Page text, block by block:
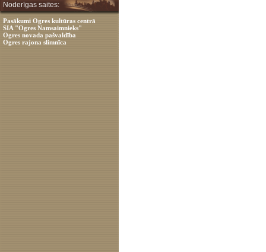
Noderīgas saites:
Pasākumi Ogres kultūras centrā
SIA "Ogres Namsaimnieks"
Ogres novada pašvaldība
Ogres rajona slimnīca